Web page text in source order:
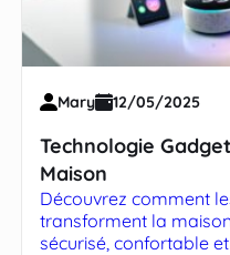
Mary 12/05/2025
Technologie
Maison
Découvrez comment
transforment la
sécurisé, confortable